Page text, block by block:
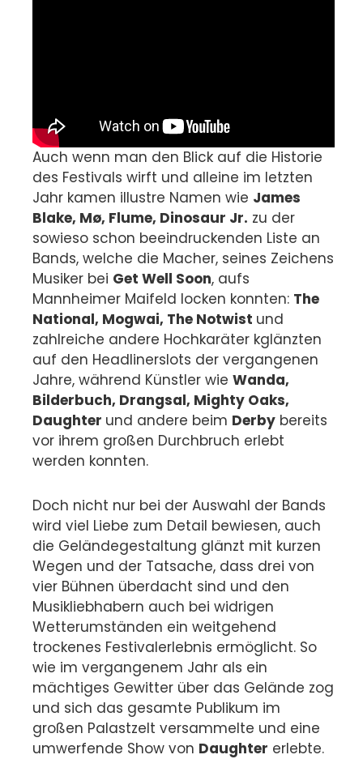
Auch wenn man den Blick auf die Historie
des Festivals wirft und alleine im letzten
Jahr kamen illustre Namen wie James
Blake, Mø, Flume, Dinosaur Jr. zu der
sowieso schon beeindruckenden Liste an
Bands, welche die Macher, seines Zeichens
Musiker bei Get Well Soon, aufs
Mannheimer Maifeld locken konnten: The
National, Mogwai, The Notwist und
zahlreiche andere Hochkaräter kglänzten
auf den Headlinerslots der vergangenen
Jahre, während Künstler wie Wanda,
Bilderbuch, Drangsal, Mighty Oaks,
Daughter und andere beim Derby bereits
vor ihrem großen Durchbruch erlebt
werden konnten.
Doch nicht nur bei der Auswahl der Bands
wird viel Liebe zum Detail bewiesen, auch
die Geländegestaltung glänzt mit kurzen
Wegen und der Tatsache, dass drei von
vier Bühnen überdacht sind und den
Musikliebhabern auch bei widrigen
Wetterumständen ein weitgehend
trockenes Festivalerlebnis ermöglicht. So
wie im vergangenem Jahr als ein
mächtiges Gewitter über das Gelände zog
und sich das gesamte Publikum im
großen Palastzelt versammelte und eine
umwerfende Show von Daughter erlebte.